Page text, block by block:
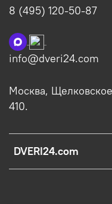
DVERI24.com
8 (495) 120-50-87
info@dveri24.com
Москва,
410.